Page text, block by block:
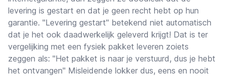
levering is gestart en dat je geen recht hebt op hun
garantie. "Levering gestart" betekend niet automatisch
dat je het ook daadwerkelijk geleverd krijgt! Dat is ter
vergelijking met een fysiek pakket leveren zoiets
zeggen als: "Het pakket is naar je verstuurd, dus je hebt
het ontvangen" Misleidende lokker dus, eens en nooit